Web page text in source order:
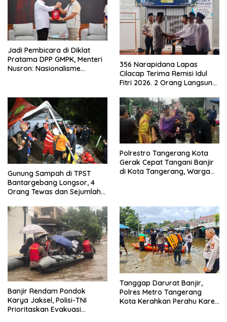
Jadi Pembicara di Diklat
Pratama DPP GMPK, Menteri
Nusron: Nasionalisme
356 Narapidana Lapas
Cilacap Terima Remisi Idul
Fitri 2026. 2 Orang Langsung
Gunung Sampah di TPST
Bantargebang Longsor, 4
Orang Tewas dan Sejumlah
Polrestro Tangerang Kota
Gerak Cepat Tangani Banjir
di Kota Tangerang, Warga
Banjir Rendam Pondok
Karya Jaksel, Polisi-TNI
Prioritaskan Evakuasi
Tanggap Darurat Banjir,
Polres Metro Tangerang
Kota Kerahkan Perahu Karet